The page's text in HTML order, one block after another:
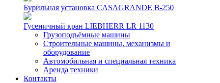
Бурильная установка CASAGRANDE B-250
Гусеничный кран LIEBHERR LR 1130
Грузоподъёмные машины
Строительные машины, механизмы и
оборудование
Автомобильная и специальная техника
Аренда техники
Контакты